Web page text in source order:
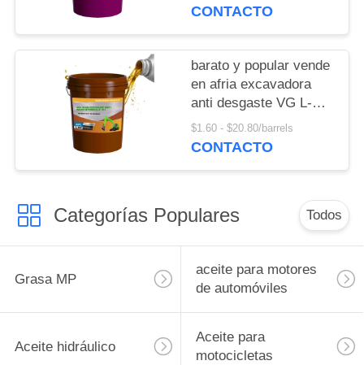
CONTACTO
barato y popular vende
en afria excavadora
anti desgaste VG L-HM
46 aceite hidráulico
$1.60 - $20.80/barrels
CONTACTO
Categorías Populares Todos
Grasa MP
aceite para motores
de automóviles
Aceite hidráulico
Aceite para
motocicletas